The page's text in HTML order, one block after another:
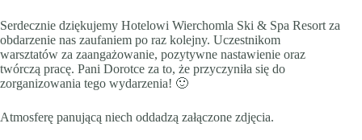
Serdecznie dziękujemy Hotelowi Wierchomla Ski & Spa Resort za
obdarzenie nas zaufaniem po raz kolejny. Uczestnikom
warsztatów za zaangażowanie, pozytywne nastawienie oraz
twórczą pracę. Pani Dorotce za to, że przyczyniła się do
zorganizowania tego wydarzenia! 🙂
Atmosferę panującą niech oddadzą załączone zdjęcia.